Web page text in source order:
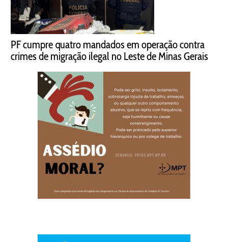
PF cumpre quatro mandados em operação contra
crimes de migração ilegal no Leste de Minas Gerais